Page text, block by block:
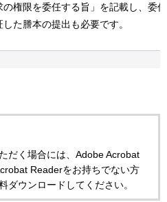
の権限を委任する旨」を記載し、委
した謄本の提出も必要です。
だく場合には、Adobe Acrobat
Readerをお持ちでない方
ダウンロードしてください。